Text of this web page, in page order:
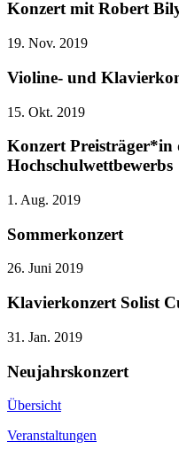
Konzert mit Robert
19. Nov. 2019
Violine- und
15. Okt. 2019
Konzert Preisträger*in
Hochschulwettbewerbs
1. Aug. 2019
Sommerkonzert
26. Juni 2019
Klavierkonzert Solist
31. Jan. 2019
Neujahrskonzert
Übersicht
Veranstaltungen